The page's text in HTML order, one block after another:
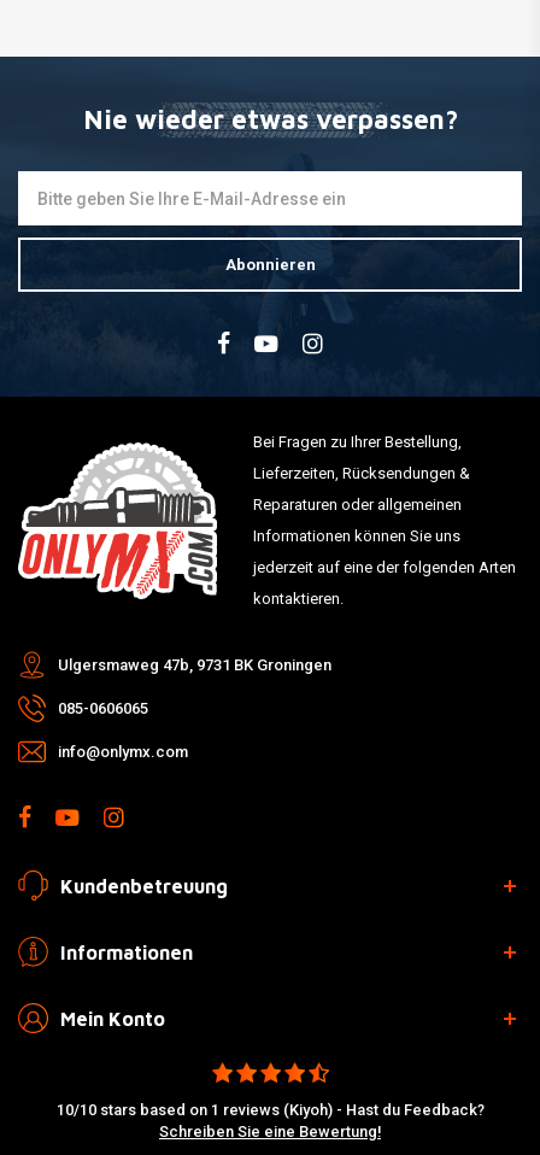
Nie wieder etwas verpassen?
Abonnieren
Bei Fragen zu Ihrer Bestellung,
Lieferzeiten, Rücksendungen &
Reparaturen oder allgemeinen
Informationen können Sie uns
jederzeit auf eine der folgenden Arten
kontaktieren.
Ulgersmaweg 47b, 9731 BK Groningen
085-0606065
info@onlymx.com
Kundenbetreuung
Informationen
Mein Konto
10/10 stars based on 1 reviews (Kiyoh) - Hast du Feedback?
Schreiben Sie eine Bewertung!